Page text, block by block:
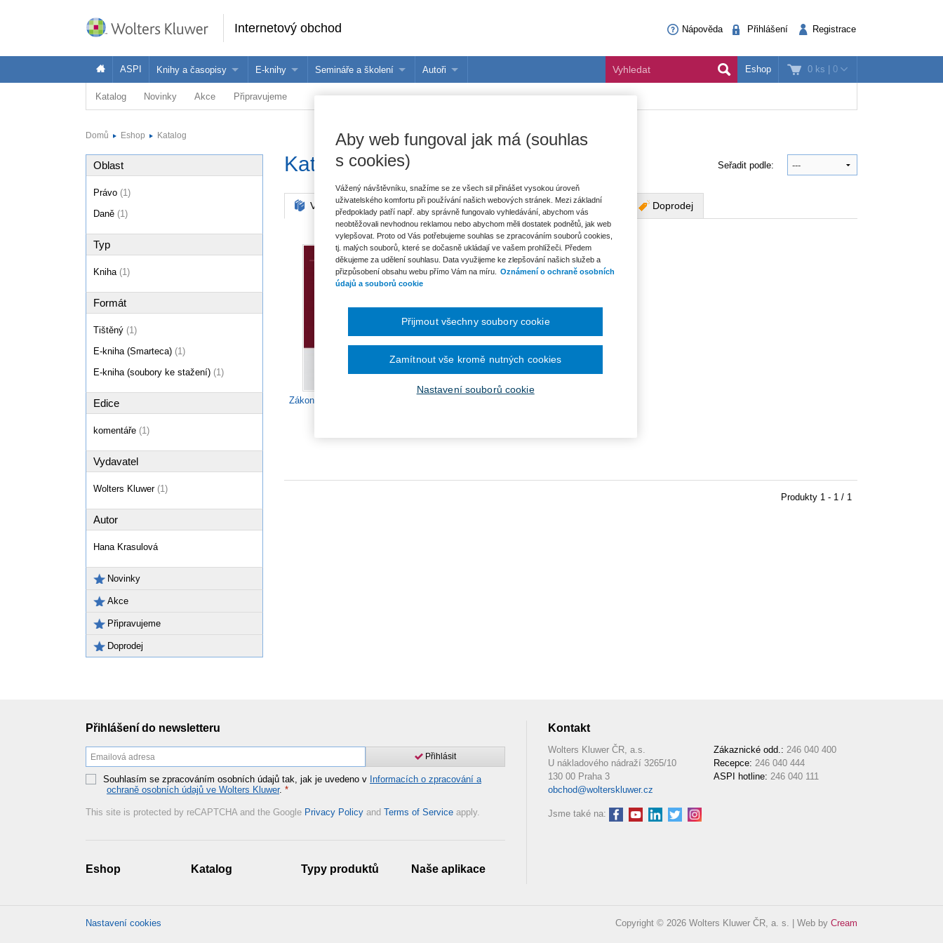
Internetový obchod Nápověda Přihlášení Registrace
0 ks | 0
ASPI Knihy a časopisy
Knihy
E-knihy
Jak na naše e-knihy?
Semináře a školení Autoři Eshop
Katalog Novinky Akce Připravujeme
Domů Eshop Katalog
Katalog Seřadit podle:
Všechny produkty Akce Novinky Připravujeme Doprodej
Zákon o dani z hazardních her.
Produkty 1 - 1 / 1
Oblast
Právo (1)
Daně (1)
Typ
Kniha (1)
Formát
Tištěný (1)
E-kniha (Smarteca) (1)
E-kniha (soubory ke stažení) (1)
Edice
komentáře (1)
Vydavatel
Wolters Kluwer (1)
Autor
Hana Krasulová
Novinky
Akce
Připravujeme
Doprodej
Přihlášení do newsletteru
Přihlásit
Souhlasím se zpracováním osobních údajů tak, jak je uvedeno v Informacích o zpracování a
ochraně osobních údajů ve Wolters Kluwer. *
This site is protected by reCAPTCHA and the Google Privacy Policy and Terms of Service apply.
Eshop Katalog Typy produktů Naše aplikace
Kontakt
Wolters Kluwer ČR, a.s.
U nákladového nádraží 3265/10
130 00 Praha 3
obchod@wolterskluwer.cz
Zákaznické odd.: 246 040 400
Recepce: 246 040 444
ASPI hotline: 246 040 111
Jsme také na:
Nastavení cookies Copyright © 2026 Wolters Kluwer ČR, a. s. | Web by Cream
Aby web fungoval jak má (souhlas
s cookies)
Vážený návštěvníku, snažíme se ze všech sil přinášet vysokou úroveň
uživatelského komfortu při používání našich webových stránek. Mezi základní
předpoklady patří např. aby správně fungovalo vyhledávání, abychom vás
neobtěžovali nevhodnou reklamou nebo abychom měli dostatek podnětů, jak web
vylepšovat. Proto od Vás potřebujeme souhlas se zpracováním souborů cookies,
tj. malých souborů, které se dočasně ukládají ve vašem prohlížeči. Předem
děkujeme za udělení souhlasu. Data využijeme ke zlepšování našich služeb a
přizpůsobení obsahu webu přímo Vám na míru.
Oznámení o ochraně osobních
údajů a souborů cookie
Nastavení souborů cookie
Zamítnout vše kromě nutných cookies
Přijmout všechny soubory cookie